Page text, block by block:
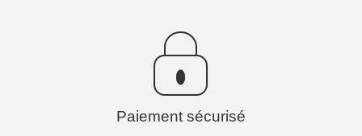
Paiement sécurisé